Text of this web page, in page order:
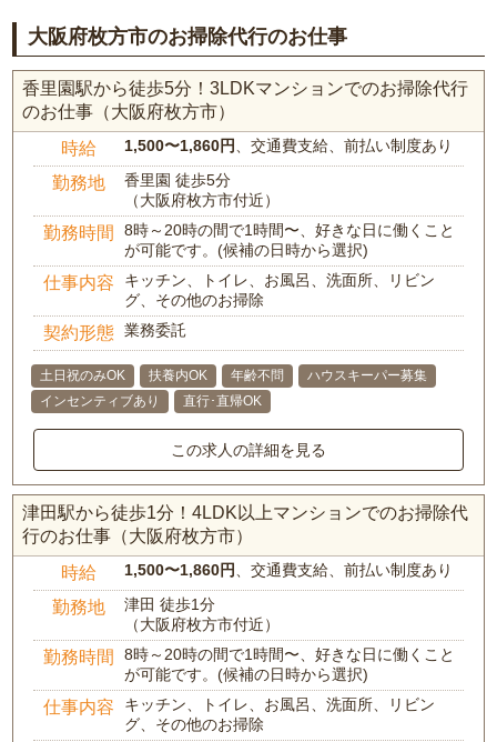
大阪府枚方市のお掃除代行のお仕事
香里園駅から徒歩5分！3LDKマンションでのお掃除代行
のお仕事（大阪府枚方市）
時給 1,500〜1,860円 、交通費支給、前払い制度あり
勤務地
香里園 徒歩5分
（大阪府枚方市付近）
勤務時間
8時～20時の間で1時間〜、好きな日に働くこと
が可能です。(候補の日時から選択)
仕事内容
キッチン、トイレ、お風呂、洗面所、リビン
グ、その他のお掃除
契約形態 業務委託
土日祝のみOK 扶養内OK 年齢不問
ハウスキーパー募集
インセンティブあり
直行･直帰OK
この求人の詳細を見る
津田駅から徒歩1分！4LDK以上マンションでのお掃除代
行のお仕事（大阪府枚方市）
時給 1,500〜1,860円 、交通費支給、前払い制度あり
勤務地
津田 徒歩1分
（大阪府枚方市付近）
勤務時間
8時～20時の間で1時間〜、好きな日に働くこと
が可能です。(候補の日時から選択)
仕事内容
キッチン、トイレ、お風呂、洗面所、リビン
グ、その他のお掃除